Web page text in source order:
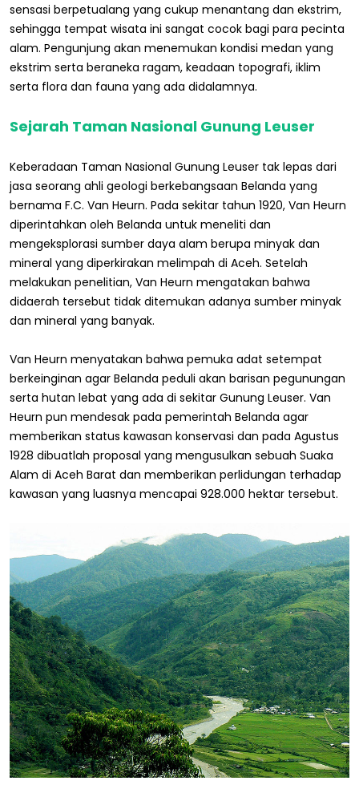
sensasi berpetualang yang cukup menantang dan ekstrim,
sehingga tempat wisata ini sangat cocok bagi para pecinta
alam. Pengunjung akan menemukan kondisi medan yang
ekstrim serta beraneka ragam, keadaan topografi, iklim
serta flora dan fauna yang ada didalamnya.
Sejarah Taman Nasional Gunung Leuser
Keberadaan Taman Nasional Gunung Leuser tak lepas dari
jasa seorang ahli geologi berkebangsaan Belanda yang
bernama F.C. Van Heurn. Pada sekitar tahun 1920, Van Heurn
diperintahkan oleh Belanda untuk meneliti dan
mengeksplorasi sumber daya alam berupa minyak dan
mineral yang diperkirakan melimpah di Aceh. Setelah
melakukan penelitian, Van Heurn mengatakan bahwa
didaerah tersebut tidak ditemukan adanya sumber minyak
dan mineral yang banyak.
Van Heurn menyatakan bahwa pemuka adat setempat
berkeinginan agar Belanda peduli akan barisan pegunungan
serta hutan lebat yang ada di sekitar Gunung Leuser. Van
Heurn pun mendesak pada pemerintah Belanda agar
memberikan status kawasan konservasi dan pada Agustus
1928 dibuatlah proposal yang mengusulkan sebuah Suaka
Alam di Aceh Barat dan memberikan perlidungan terhadap
kawasan yang luasnya mencapai 928.000 hektar tersebut.